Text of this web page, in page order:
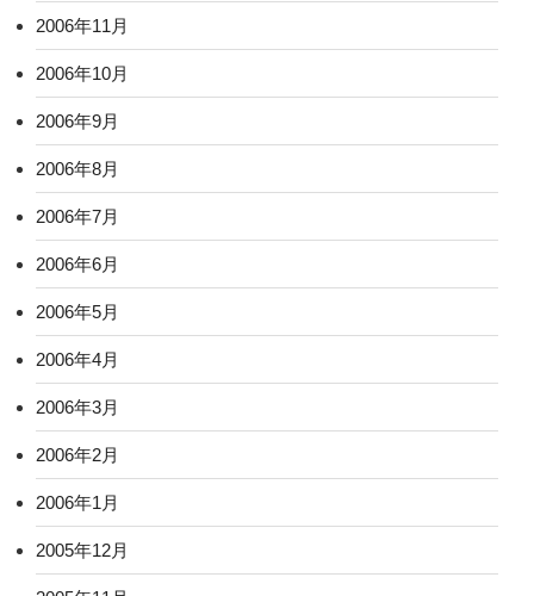
2006年11月
2006年10月
2006年9月
2006年8月
2006年7月
2006年6月
2006年5月
2006年4月
2006年3月
2006年2月
2006年1月
2005年12月